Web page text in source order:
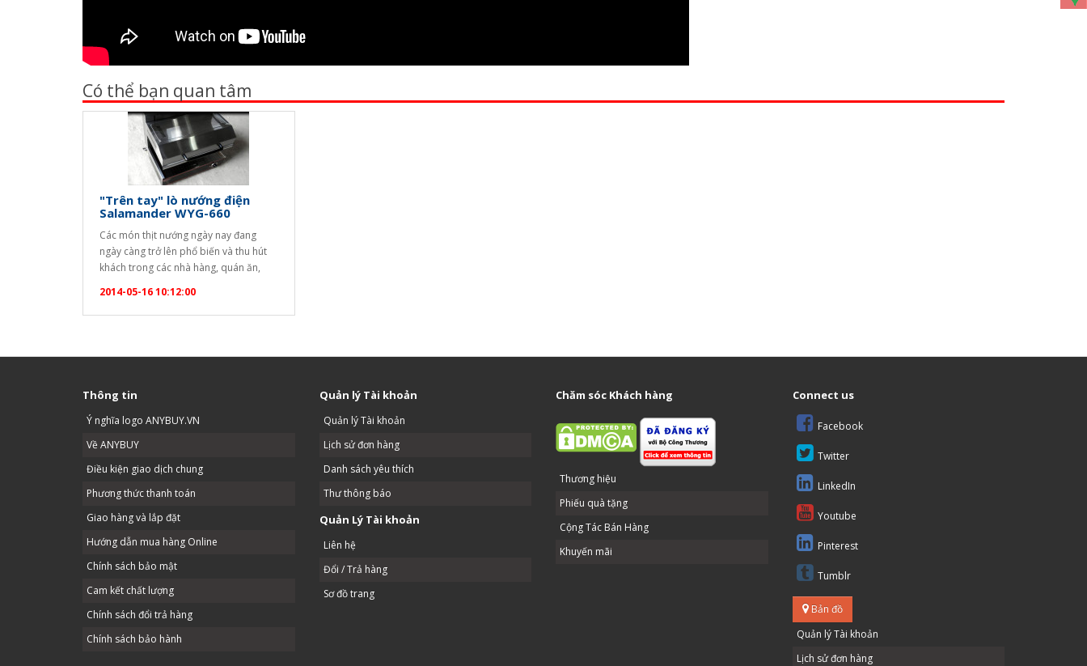
Có thể bạn quan tâm
"Trên tay" lò nướng điện
Salamander WYG-660
Các món thịt nướng ngày nay đang
ngày càng trở lên phổ biến và thu hút
khách trong các nhà hàng, quán ăn,
Để tạo ra các món ăn hấp dẫn
này chúng ta có thể nướng thịt trên
2014-05-16 10:12:00
Thông tin
Ý nghĩa logo ANYBUY.VN
Về ANYBUY
Điều kiện giao dịch chung
Phương thức thanh toán
Giao hàng và lắp đặt
Hướng dẫn mua hàng Online
Chính sách bảo mật
Cam kết chất lượng
Chính sách đổi trả hàng
Chính sách bảo hành
Quản lý Tài khoản
Quản lý Tài khoản
Lịch sử đơn hàng
Danh sách yêu thích
Thư thông báo
Quản Lý Tài khoản
Liên hệ
Đổi / Trả hàng
Sơ đồ trang
Chăm sóc Khách hàng
Thương hiệu
Phiếu quà tặng
Cộng Tác Bán Hàng
Khuyến mãi
Connect us
Facebook
Twitter
LinkedIn
Youtube
Pinterest
Tumblr
Bản đồ
Quản lý Tài khoản
Lịch sử đơn hàng